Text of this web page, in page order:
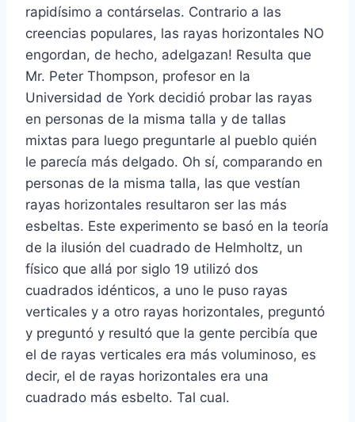
rapidísimo a contárselas. Contrario a las
creencias populares, las rayas horizontales NO
engordan, de hecho, adelgazan! Resulta que
Mr. Peter Thompson, profesor en la
Universidad de York decidió probar las rayas
en personas de la misma talla y de tallas
mixtas para luego preguntarle al pueblo quién
le parecía más delgado. Oh sí, comparando en
personas de la misma talla, las que vestían
rayas horizontales resultaron ser las más
esbeltas. Este experimento se basó en la teoría
de la ilusión del cuadrado de Helmholtz, un
físico que allá por siglo 19 utilizó dos
cuadrados idénticos, a uno le puso rayas
verticales y a otro rayas horizontales, preguntó
y preguntó y resultó que la gente percibía que
el de rayas verticales era más voluminoso, es
decir, el de rayas horizontales era una
cuadrado más esbelto. Tal cual.